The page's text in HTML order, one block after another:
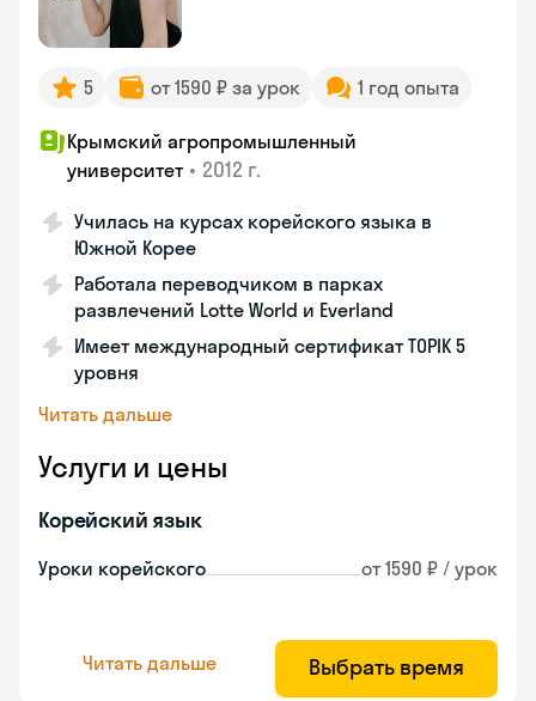
5 от 1590 ₽ за урок 1 год опыта
Крымский агропромышленный
университет • 2012 г.
Училась на курсах корейского языка в
Южной Корее
Работала переводчиком в парках
развлечений Lotte World и Everland
Имеет международный сертификат TOPIK 5
уровня
Читать дальше
Услуги и цены
Корейский язык
Уроки корейского от 1590 ₽ / урок
Читать дальше Выбрать время